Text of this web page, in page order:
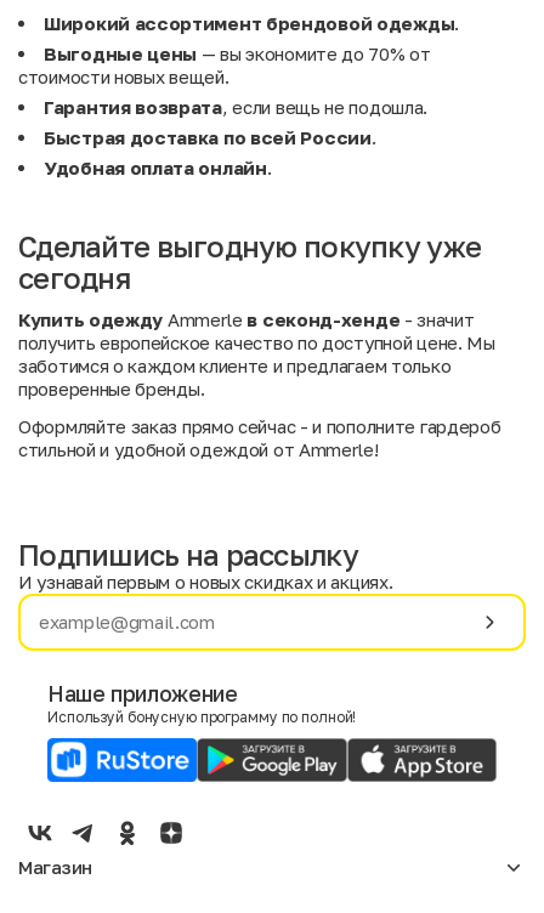
Широкий ассортимент брендовой одежды.
Выгодные цены — вы экономите до 70% от
стоимости новых вещей.
Гарантия возврата, если вещь не подошла.
Быстрая доставка по всей России.
Удобная оплата онлайн.
Сделайте выгодную покупку уже
сегодня
Купить одежду Ammerle в секонд-хенде - значит
получить европейское качество по доступной цене. Мы
заботимся о каждом клиенте и предлагаем только
проверенные бренды.
Оформляйте заказ прямо сейчас - и пополните гардероб
стильной и удобной одеждой от Ammerle!
Имя
E-mail
Мужской
Женский
Подпишись на рассылку
И узнавай первым о новых скидках и акциях.
Наше приложение
Используй бонусную программу по полной!
Магазин